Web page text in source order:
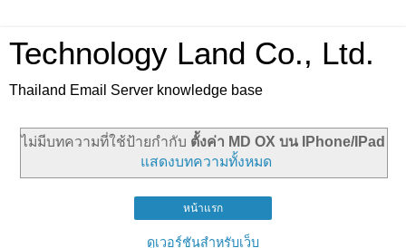
Technology Land Co., Ltd.
Thailand Email Server knowledge base
ไม่มีบทความที่ใช้ป้ายกำกับ ตั้งค่า MD OX บน IPhone/IPad
แสดงบทความทั้งหมด
หน้าแรก
ดูเวอร์ชันสำหรับเว็บ